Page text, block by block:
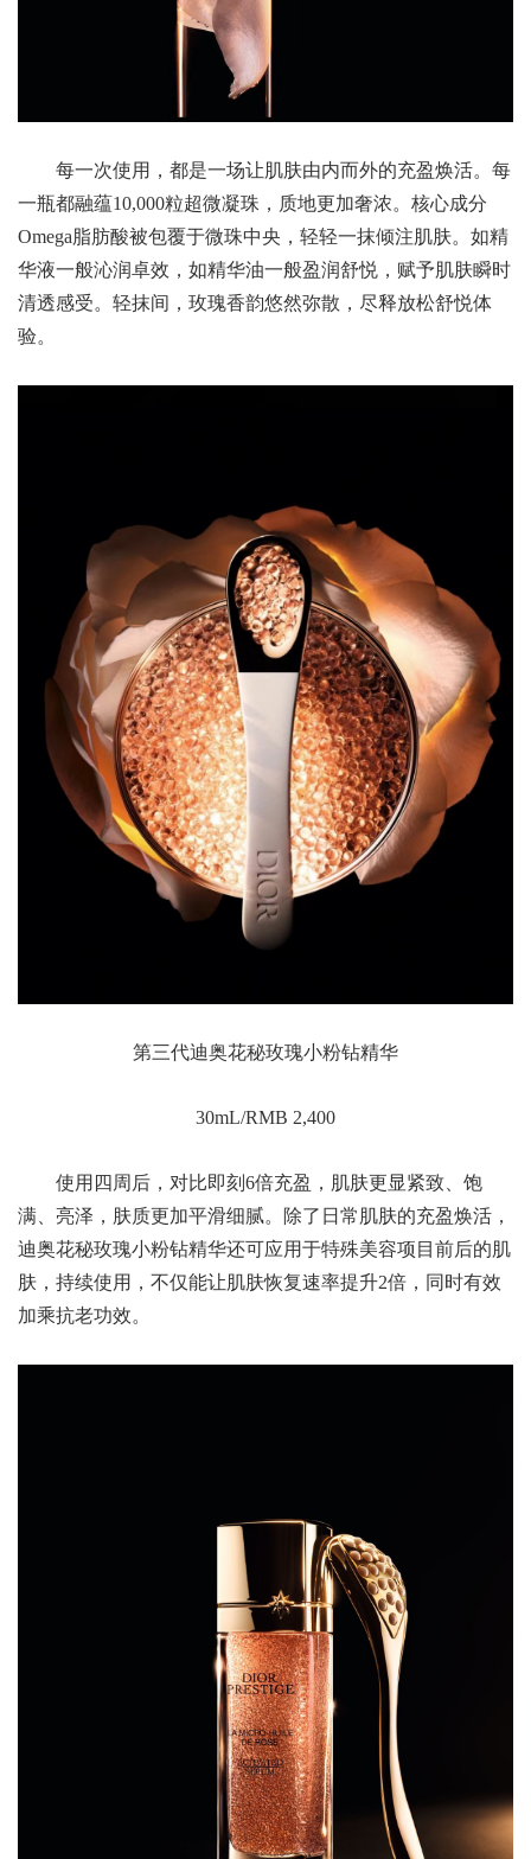
每一次使用，都是一场让肌肤由内而外的充盈焕活。每
一瓶都融蕴10,000粒超微凝珠，质地更加奢浓。核心成分
Omega脂肪酸被包覆于微珠中央，轻轻一抹倾注肌肤。如精
华液一般沁润卓效，如精华油一般盈润舒悦，赋予肌肤瞬时
清透感受。轻抹间，玫瑰香韵悠然弥散，尽释放松舒悦体
验。
第三代迪奥花秘玫瑰小粉钻精华
30mL/RMB 2,400
使用四周后，对比即刻6倍充盈，肌肤更显紧致、饱
满、亮泽，肤质更加平滑细腻。除了日常肌肤的充盈焕活，
迪奥花秘玫瑰小粉钻精华还可应用于特殊美容项目前后的肌
肤，持续使用，不仅能让肌肤恢复速率提升2倍，同时有效
加乘抗老功效。